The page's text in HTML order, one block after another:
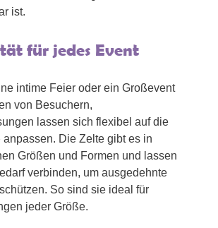
ist.
für jedes Event
intime Feier oder ein Großevent
von Besuchern,
lassen sich flexibel auf die
anpassen. Die Zelte gibt es in
Größen und Formen und lassen
verbinden, um ausgedehnte
So sind sie ideal für
jeder Größe.